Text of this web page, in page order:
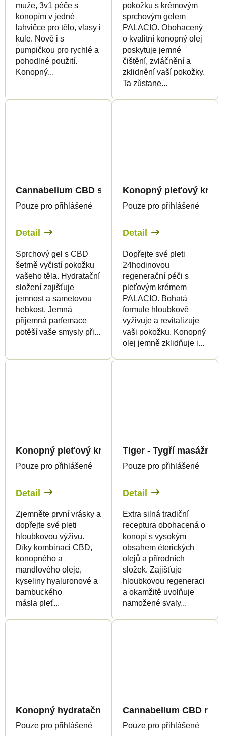
muže, 3v1 péče s
konopím v jedné
lahvičce pro tělo, vlasy i
kule. Nově i s
pumpičkou pro rychlé a
pohodlné použití.
Konopný...
pokožku s krémovým
sprchovým gelem
PALACIO. Obohacený
o kvalitní konopný olej
poskytuje jemné
čištění, zvláčnění a
zklidnění vaší pokožky.
Ta zůstane...
Cannabellum CBD sprchový gel, 200ml - Palacio
Pouze pro přihlášené
Detail
Sprchový gel s CBD
šetrně vyčistí pokožku
vašeho těla. Hydratační
složení zajišťuje
jemnost a sametovou
hebkost. Jemná
příjemná parfemace
potěší vaše smysly při...
Konopný pleťový krém,
Pouze pro přihlášené
Detail
Dopřejte své pleti
24hodinovou
regenerační péči s
pleťovým krémem
PALACIO. Bohatá
formule hloubkově
vyživuje a revitalizuje
vaši pokožku. Konopný
olej jemně zklidňuje i...
Konopný pleťový krém na první vrásky, 50ml -
Pouze pro přihlášené
Detail
Zjemněte první vrásky a
dopřejte své pleti
hloubkovou výživu.
Díky kombinaci CBD,
konopného a
mandlového oleje,
kyseliny hyaluronové a
bambuckého
másla pleť...
Tiger - Tygří masážní
Pouze pro přihlášené
Detail
Extra silná tradiční
receptura obohacená o
konopí s vysokým
obsahem éterických
olejů a přírodních
složek. Zajišťuje
hloubkovou regeneraci
a okamžitě uvolňuje
namožené svaly...
Konopný hydratační krém s buněčnou vodou,
Pouze pro přihlášené
Cannabellum CBD
Pouze pro přihlášené